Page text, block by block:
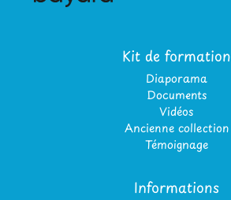
Kit de formation
Diaporama
Documents
Vidéos
Ancienne collection
Témoignage
Informations